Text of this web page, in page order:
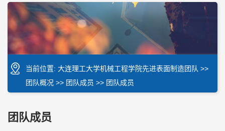
当前位置: 大连理工大学机械工程学院先进表面制造团队 >>
团队概况 >> 团队成员 >> 团队成员
团队成员